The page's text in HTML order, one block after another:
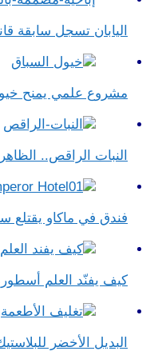
اليابان تسجل سابقة
مشروع علمي يمنح
النبات الراقص..
فندق في ماكاو يقتلع
كيف يفنّد العلم
البديل الأخضر